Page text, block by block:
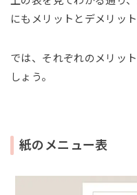
にもメリットとデメリット
では、それぞれのメリッ
しょう。
紙のメニュー表